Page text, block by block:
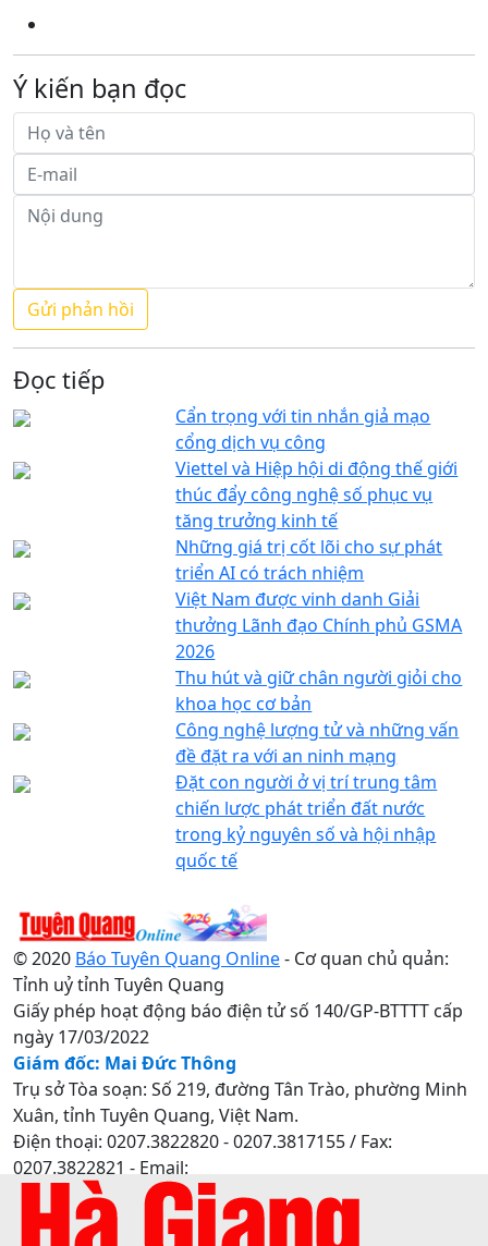
Ý kiến bạn đọc
Đọc tiếp
Cẩn trọng với tin nhắn giả mạo
cổng dịch vụ công
Viettel và Hiệp hội di động thế giới
thúc đẩy công nghệ số phục vụ
tăng trưởng kinh tế
Những giá trị cốt lõi cho sự phát
triển AI có trách nhiệm
Việt Nam được vinh danh Giải
thưởng Lãnh đạo Chính phủ GSMA
2026
Thu hút và giữ chân người giỏi cho
khoa học cơ bản
Công nghệ lượng tử và những vấn
đề đặt ra với an ninh mạng
Đặt con người ở vị trí trung tâm
chiến lược phát triển đất nước
trong kỷ nguyên số và hội nhập
quốc tế
© 2020 Báo Tuyên Quang Online- Cơ quan chủ quản:
Tỉnh uỷ tỉnh Tuyên Quang
Giấy phép hoạt động báo điện tử số 140/GP-BTTTT cấp
ngày 17/03/2022
Giám đốc: Mai Đức Thông
Trụ sở Tòa soạn: Số 219, đường Tân Trào, phường Minh
Xuân, tỉnh Tuyên Quang, Việt Nam.
Điện thoại: 0207.3822820 - 0207.3817155 / Fax:
0207.3822821 - Email:
baotuyenquang.com.vn@gmail.com